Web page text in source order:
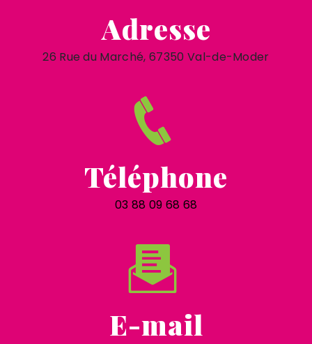
Adresse
26 Rue du Marché, 67350 Val-de-Moder
Téléphone
03 88 09 68 68
E-mail